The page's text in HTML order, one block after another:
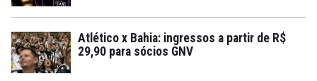
Atlético x Bahia: ingressos a partir de R$
29,90 para sócios GNV